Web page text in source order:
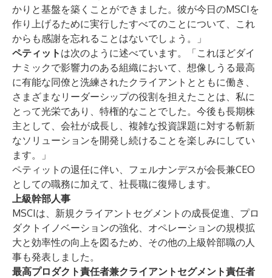
かりと基盤を築くことができました。彼が今日のMSCIを
作り上げるために実行したすべてのことについて、これ
からも感謝を忘れることはないでしょう。」
ペティット は次のように述べています。「これほどダイ
ナミックで影響力のある組織において、想像しうる最高
に有能な同僚と洗練されたクライアントとともに働き、
さまざまなリーダーシップの役割を担えたことは、私に
とって光栄であり、特権的なことでした。今後も長期株
主として、会社が成長し、複雑な投資課題に対する斬新
なソリューションを開発し続けることを楽しみにしてい
ます。」
ペティットの退任に伴い、フェルナンデスが会長兼CEO
としての職務に加えて、社長職に復帰します。
上級幹部人事
MSCIは、新規クライアントセグメントの成長促進、プロ
ダクトイノベーションの強化、オペレーションの規模拡
大と効率性の向上を図るため、その他の上級幹部職の人
事も発表しました。
最高プロダクト責任者兼クライアントセグメント責任者